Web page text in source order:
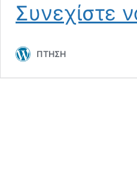
Συνεχίστε
ΠΤΗΣΗ